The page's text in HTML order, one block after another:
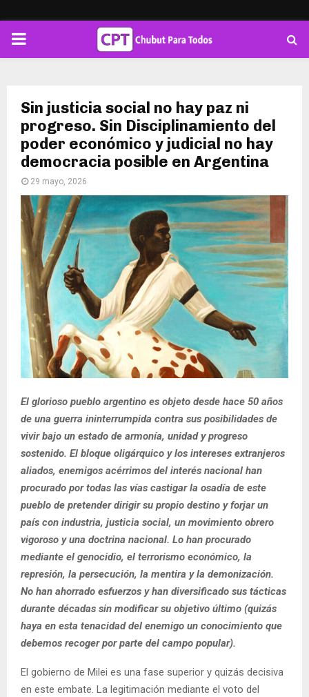
PRIMARY
Sin justicia social no hay paz ni
progreso. Sin Disciplinamiento del
poder económico y judicial no hay
democracia posible en Argentina
29 mayo, 2026
El glorioso pueblo argentino es objeto desde hace 50 años
de una guerra ininterrumpida contra sus posibilidades de
vivir bajo un estado de armonía, unidad y progreso
sostenido. El bloque oligárquico y los intereses extranjeros
aliados, enemigos acérrimos del interés nacional han
procurado por todas las vías castigar la osadía de este
pueblo de pretender dirigir su propio destino y forjar un
país con industria, justicia social, un movimiento obrero
vigoroso y una doctrina nacional. Lo han procurado
mediante el genocidio, el terrorismo económico, la
represión, la persecución, la mentira y la demonización.
No han ahorrado esfuerzos y han diversificado sus tácticas
durante décadas sin modificar su objetivo último (quizás
haya en esta tenacidad del enemigo un conocimiento que
debemos recoger por parte del campo popular).
El gobierno de Milei es una fase superior y quizás decisiva
en este embate. La legitimación mediante el voto del